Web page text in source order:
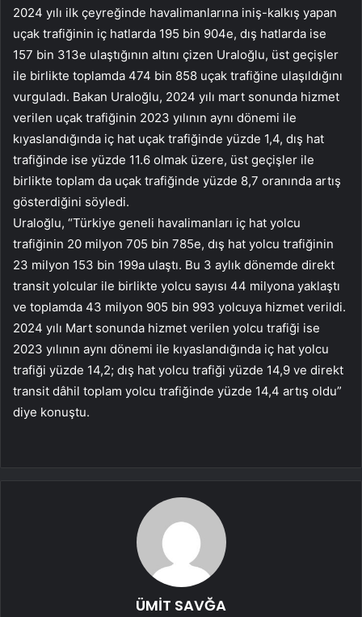
2024 yılı ilk çeyreğinde havalimanlarına iniş-kalkış yapan
uçak trafiğinin iç hatlarda 195 bin 904e, dış hatlarda ise
157 bin 313e ulaştığının altını çizen Uraloğlu, üst geçişler
ile birlikte toplamda 474 bin 858 uçak trafiğine ulaşıldığını
vurguladı. Bakan Uraloğlu, 2024 yılı mart sonunda hizmet
verilen uçak trafiğinin 2023 yılının aynı dönemi ile
kıyaslandığında iç hat uçak trafiğinde yüzde 1,4, dış hat
trafiğinde ise yüzde 11.6 olmak üzere, üst geçişler ile
birlikte toplam da uçak trafiğinde yüzde 8,7 oranında artış
gösterdiğini söyledi.
Uraloğlu, “Türkiye geneli havalimanları iç hat yolcu
trafiğinin 20 milyon 705 bin 785e, dış hat yolcu trafiğinin
23 milyon 153 bin 199a ulaştı. Bu 3 aylık dönemde direkt
transit yolcular ile birlikte yolcu sayısı 44 milyona yaklaştı
ve toplamda 43 milyon 905 bin 993 yolcuya hizmet verildi.
2024 yılı Mart sonunda hizmet verilen yolcu trafiği ise
2023 yılının aynı dönemi ile kıyaslandığında iç hat yolcu
trafiği yüzde 14,2; dış hat yolcu trafiği yüzde 14,9 ve direkt
transit dâhil toplam yolcu trafiğinde yüzde 14,4 artış oldu”
diye konuştu.
ÜMİT SAVĞA